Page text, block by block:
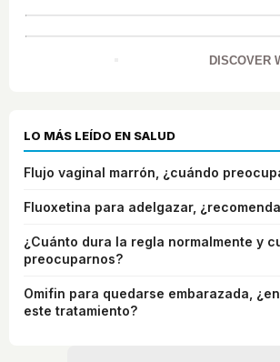
DISCOVER
LO MÁS LEÍDO EN SALUD
Flujo vaginal marrón, ¿cuándo
Fluoxetina para adelgazar,
¿Cuánto dura la regla normalmente y
preocuparnos?
Omifin para quedarse embarazada,
este tratamiento?